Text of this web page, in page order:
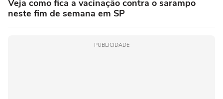
Veja como fica a vacinação contra o sarampo
neste fim de semana em SP
PUBLICIDADE